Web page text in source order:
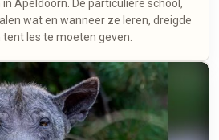
Apeldoorn. De particuliere school,
wat en wanneer ze leren, dreigde
les te moeten geven.